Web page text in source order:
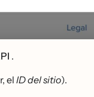
.
el ID del sitio).